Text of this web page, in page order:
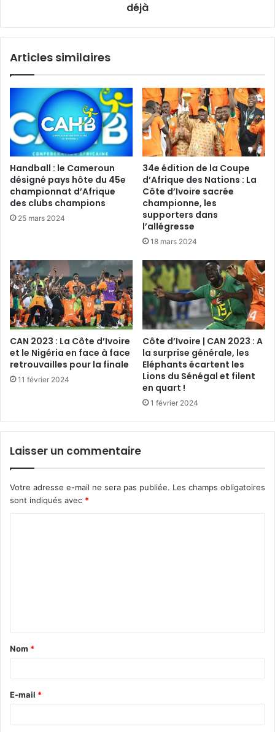
déjà
Articles similaires
Handball : le Cameroun
désigné pays hôte du 45e
championnat d’Afrique
des clubs champions
25 mars 2024
34e édition de la Coupe
d’Afrique des Nations : La
Côte d’Ivoire sacrée
championne, les
supporters dans
l’allégresse
18 mars 2024
CAN 2023 : La Côte d’Ivoire
et le Nigéria en face à face
retrouvailles pour la finale
11 février 2024
Côte d’Ivoire | CAN 2023 : A
la surprise générale, les
Eléphants écartent les
Lions du Sénégal et filent
en quart !
1 février 2024
Laisser un commentaire
Votre adresse e-mail ne sera pas publiée. Les champs obligatoires
sont indiqués avec *
t
a
e
*
Nom *
E-mail *